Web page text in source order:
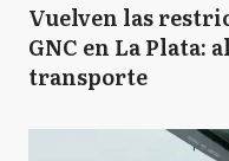
Vuelven las
GNC en La Plata:
transporte